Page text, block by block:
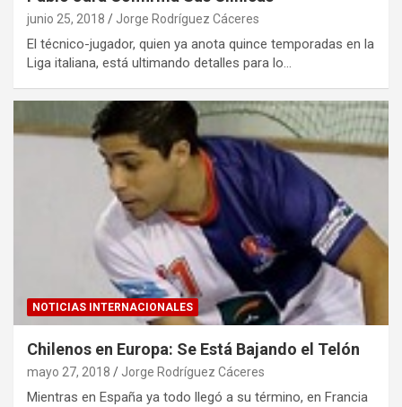
junio 25, 2018 Jorge Rodríguez Cáceres
El técnico-jugador, quien ya anota quince temporadas en la
Liga italiana, está ultimando detalles para lo…
NOTICIAS INTERNACIONALES
Chilenos en Europa: Se Está Bajando el Telón
mayo 27, 2018 Jorge Rodríguez Cáceres
Mientras en España ya todo llegó a su término, en Francia